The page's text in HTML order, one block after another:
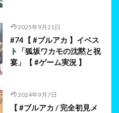
2025年9月21日
#74【 #ブルアカ 】イベス
ト「狐坂ワカモの沈黙と祝
宴」【 #ゲーム実況 】
2024年9月7日
【 #ブルアカ / 完全初見メ